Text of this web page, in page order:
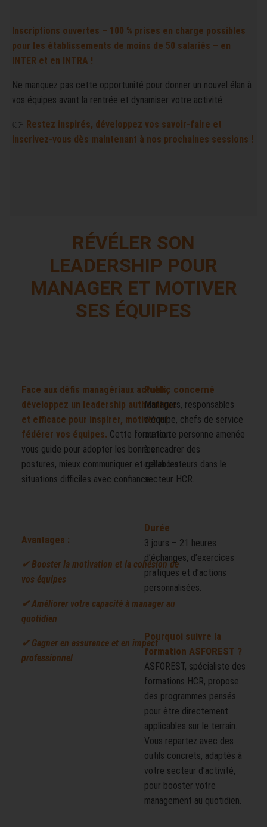
Inscriptions ouvertes – 100 % prises en charge possibles
pour les établissements de moins de 50 salariés – en
INTER et en INTRA !
Ne manquez pas cette opportunité pour donner un nouvel élan à
vos équipes avant la rentrée et dynamiser votre activité.
👉 Restez inspirés, développez vos savoir-faire et
inscrivez-vous dès maintenant à nos prochaines sessions !
RÉVÉLER SON
LEADERSHIP POUR
MANAGER ET MOTIVER
SES ÉQUIPES
Face aux défis managériaux actuels,
développez un leadership authentique
et efficace pour inspirer, motiver et
fédérer vos équipes. Cette formation
vous guide pour adopter les bonnes
postures, mieux communiquer et gérer les
situations difficiles avec confiance.
Avantages :
✔ Booster la motivation et la cohésion de
vos équipes
✔ Améliorer votre capacité à manager au
quotidien
✔ Gagner en assurance et en impact
professionnel
Public concerné
Managers, responsables
d’équipe, chefs de service
ou toute personne amenée
à encadrer des
collaborateurs dans le
secteur HCR.
Durée
3 jours – 21 heures
d’échanges, d’exercices
pratiques et d’actions
personnalisées.
Pourquoi suivre la
formation ASFOREST ?
ASFOREST, spécialiste des
formations HCR, propose
des programmes pensés
pour être directement
applicables sur le terrain.
Vous repartez avec des
outils concrets, adaptés à
votre secteur d’activité,
pour booster votre
management au quotidien.